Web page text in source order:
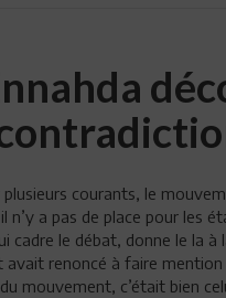
plusieurs courants, le
n’y a pas de place pour les
cadre le débat, donne le la
avait renoncé à faire
mouvement, c’était bien